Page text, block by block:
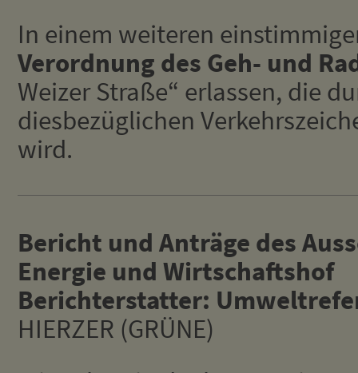
In einem weiteren
Verordnung des Geh- und
Weizer Straße“ erlassen, die
diesbezüglichen
wird.
Bericht und Anträge des
Energie und Wirtschaftshof
Berichterstatter:
HIERZER (GRÜNE)